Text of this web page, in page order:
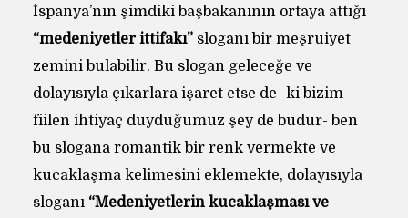
İspanya’nın şimdiki başbakanının ortaya attığı
“medeniyetler ittifakı”sloganı bir meşruiyet
zemini bulabilir. Bu slogan geleceğe ve
dolayısıyla çıkarlara işaret etse de -ki bizim
fiilen ihtiyaç duyduğumuz şey de budur- ben
bu slogana romantik bir renk vermekte ve
kucaklaşma kelimesini eklemekte, dolayısıyla
sloganı“Medeniyetlerin kucaklaşması ve